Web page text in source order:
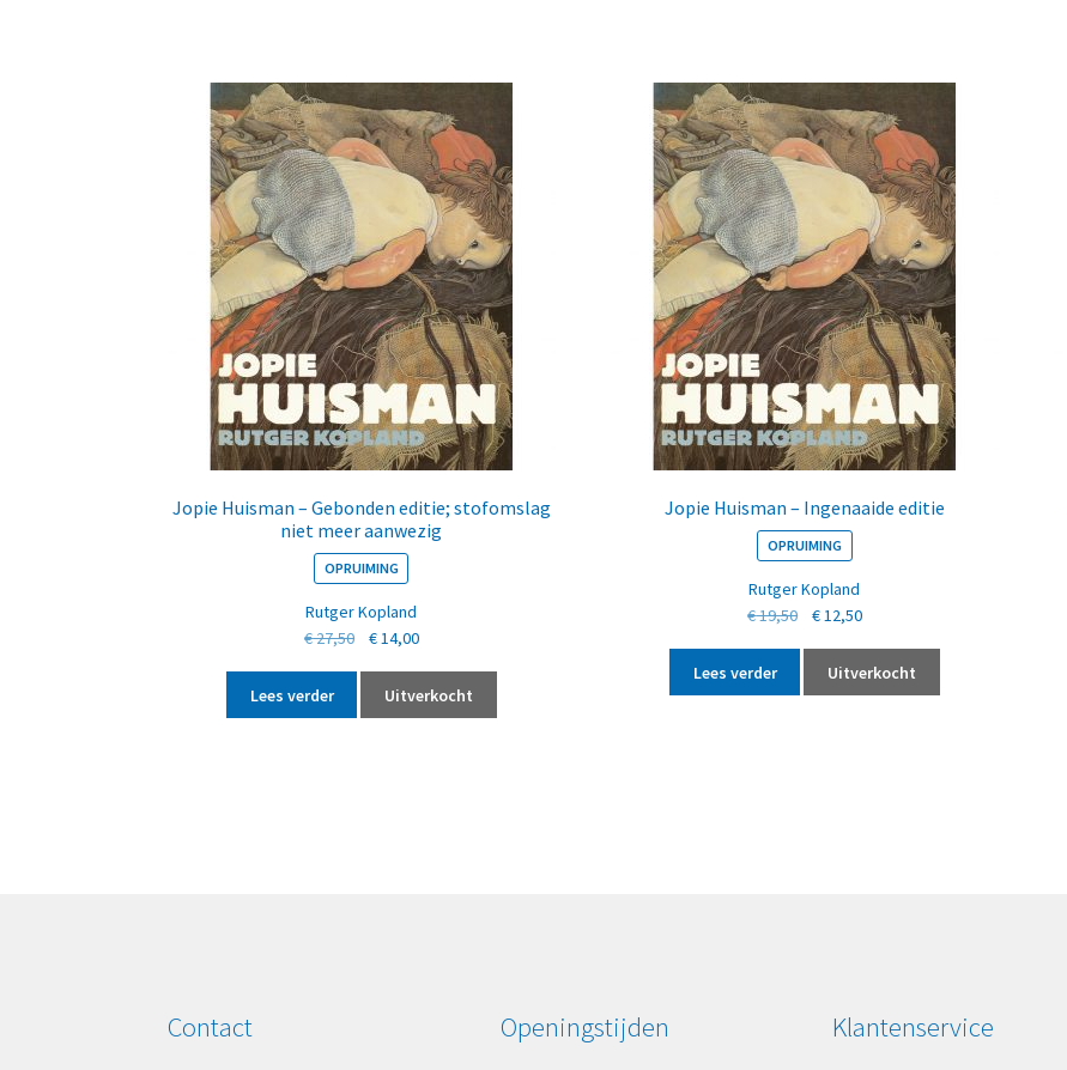
Jopie Huisman – Gebonden editie; stofomslag
niet meer aanwezig
OPRUIMING
Rutger Kopland
€27,50
Oorspronkelijke
was:
€ 27,50.
€14,00Huidige
is:
€ 14,00.
Lees verder Uitverkocht
Jopie Huisman – Ingenaaide editie
OPRUIMING
Rutger Kopland
€19,50
Oorspronkelijke
was:
€ 19,50.
€12,50Huidige
is:
€ 12,50.
Lees verder Uitverkocht
Contact Openingstijden Klantenservice